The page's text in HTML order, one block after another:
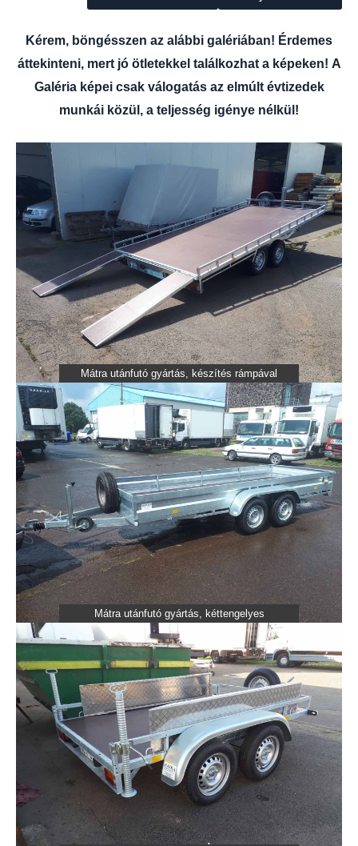
Kérem, böngésszen az alábbi galériában! Érdemes
áttekinteni, mert jó ötletekkel találkozhat a képeken! A
Galéria képei csak válogatás az elmúlt évtizedek
munkái közül, a teljesség igénye nélkül!
Mátra utánfutó gyártás, készítés rámpával
Mátra utánfutó gyártás, kéttengelyes